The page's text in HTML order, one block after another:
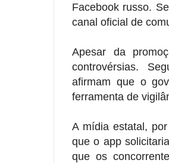
Facebook russo.
canal oficial de
Apesar da
controvérsias.
afirmam que o
ferramenta de
A mídia estatal,
que o app
que os